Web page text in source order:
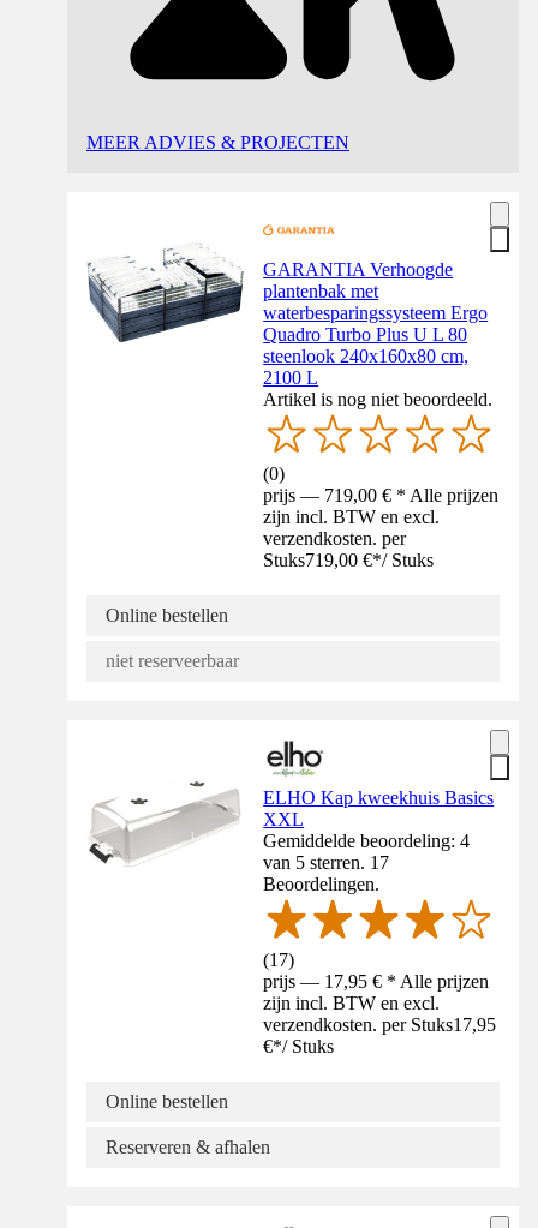
MEER ADVIES & PROJECTEN
GARANTIA Verhoogde
plantenbak met
waterbesparingssysteem Ergo
Quadro Turbo Plus U L 80
steenlook 240x160x80 cm,
2100 L
Artikel is nog niet beoordeeld.
(0)
prijs — 719,00 € * Alle prijzen
zijn incl. BTW en excl.
verzendkosten. per
Stuks719,00 €*/ Stuks
Online bestellen
niet reserveerbaar
ELHO Kap kweekhuis Basics
XXL
Gemiddelde beoordeling: 4
van 5 sterren. 17
Beoordelingen.
(17)
prijs — 17,95 € * Alle prijzen
zijn incl. BTW en excl.
verzendkosten. per Stuks17,95
€*/ Stuks
Online bestellen
Reserveren & afhalen